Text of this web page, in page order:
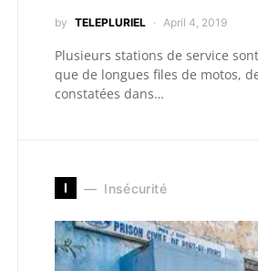
by TELEPLURIEL April 4, 2019
Plusieurs stations de service
que de longues files de motos,
constatées dans…
I Insécurité